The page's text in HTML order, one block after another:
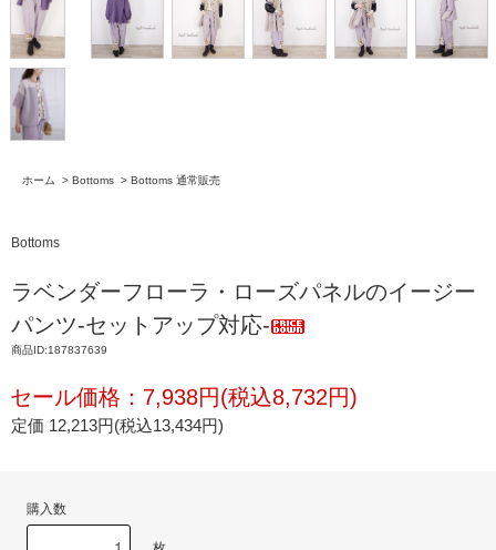
ホーム > Bottoms > Bottoms 通常販売
Bottoms
ラベンダーフローラ・ローズパネルのイージー
パンツ-セットアップ対応-
商品ID:187837639
セール価格：7,938円(税込8,732円)
定価 12,213円(税込13,434円)
購入数